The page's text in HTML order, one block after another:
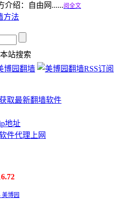
介绍：自由网......阅全文
方法
本站搜索
取最新翻墙软件
地址
件代理上网
博园